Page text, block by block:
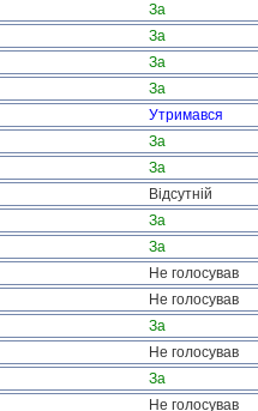
За
За
За
За
Утримався
За
За
Відсутній
За
За
Не голосував
Не голосував
За
Не голосував
За
Не голосував